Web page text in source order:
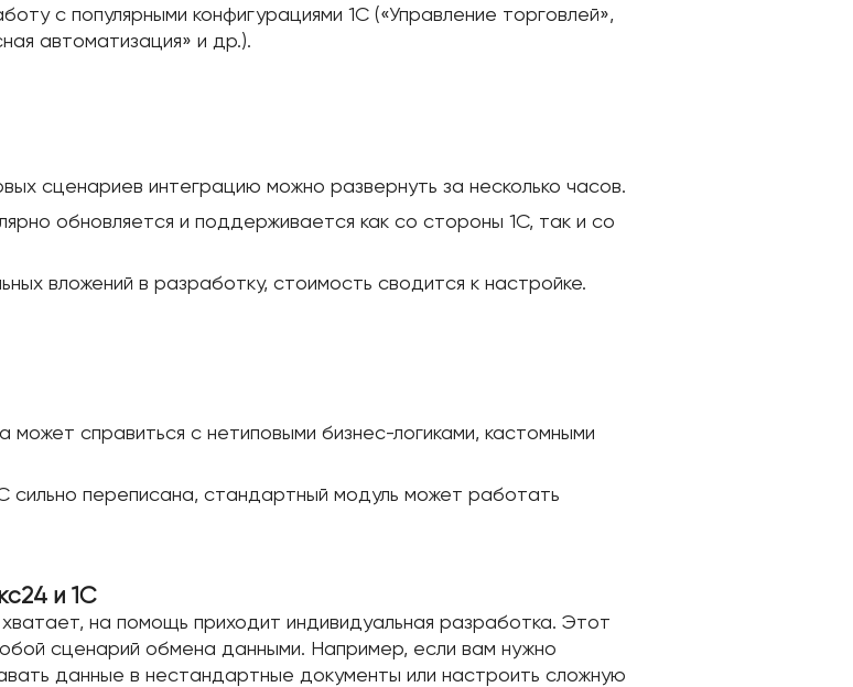
с популярными конфигурациями 1С («Управление торговлей»,
автоматизация» и др.).
сценариев интеграцию можно развернуть за несколько часов.
обновляется и поддерживается как со стороны 1С, так и со
вложений в разработку, стоимость сводится к настройке.
может справиться с нетиповыми бизнес-логиками, кастомными
сильно переписана, стандартный модуль может работать
и 1С
на помощь приходит индивидуальная разработка. Этот
сценарий обмена данными. Например, если вам нужно
данные в нестандартные документы или настроить сложную